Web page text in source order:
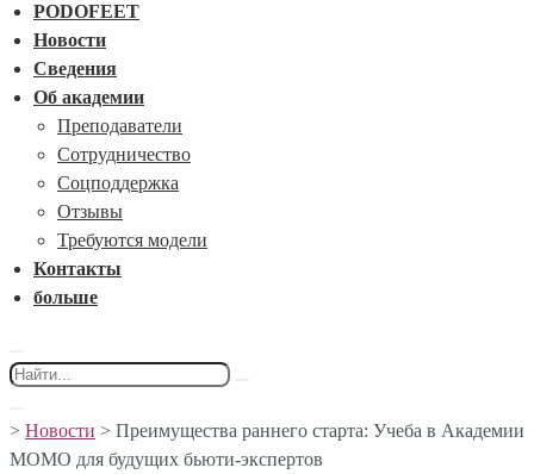
PODOFEET
Новости
Сведения
Об академии
Преподаватели
Сотрудничество
Соцподдержка
Отзывы
Требуются модели
Контакты
больше
> Новости > Преимущества раннего старта: Учеба в Академии
МОМО для будущих бьюти-экспертов